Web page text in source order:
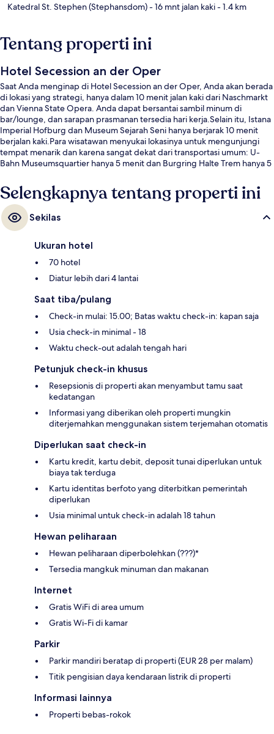
Katedral St. Stephen (Stephansdom)- 16 mnt jalan kaki- 1.4 km
Tentang properti ini
Hotel Secession an der Oper
Saat Anda menginap di Hotel Secession an der Oper, Anda akan berada
di lokasi yang strategi, hanya dalam 10 menit jalan kaki dari Naschmarkt
dan Vienna State Opera. Anda dapat bersantai sambil minum di
bar/lounge, dan sarapan prasmanan tersedia hari kerja.Selain itu, Istana
Imperial Hofburg dan Museum Sejarah Seni hanya berjarak 10 menit
berjalan kaki.Para wisatawan menyukai lokasinya untuk mengunjungi
tempat menarik dan karena sangat dekat dari transportasi umum: U-
Bahn Museumsquartier hanya 5 menit dan Burgring Halte Trem hanya 5
Selengkapnya tentang properti ini
Sekilas
Ukuran hotel
70 hotel
Diatur lebih dari 4 lantai
Saat tiba/pulang
Check-in mulai: 15.00; Batas waktu check-in: kapan saja
Usia check-in minimal - 18
Waktu check-out adalah tengah hari
Petunjuk check-in khusus
Resepsionis di properti akan menyambut tamu saat
kedatangan
Informasi yang diberikan oleh properti mungkin
diterjemahkan menggunakan sistem terjemahan otomatis
Diperlukan saat check-in
Kartu kredit, kartu debit, deposit tunai diperlukan untuk
biaya tak terduga
Kartu identitas berfoto yang diterbitkan pemerintah
diperlukan
Usia minimal untuk check-in adalah 18 tahun
Hewan peliharaan
Hewan peliharaan diperbolehkan (???)*
Tersedia mangkuk minuman dan makanan
Internet
Gratis WiFi di area umum
Gratis Wi-Fi di kamar
Parkir
Parkir mandiri beratap di properti (EUR 28 per malam)
Titik pengisian daya kendaraan listrik di properti
Informasi lainnya
Properti bebas-rokok